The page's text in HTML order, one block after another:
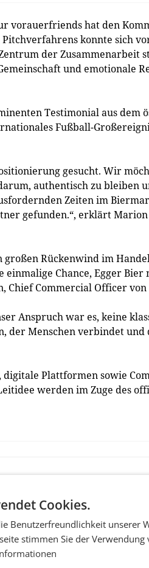
vorauerfriends hat den
konnte sich
der Zusammenarbeit
und emotionale
Testimonial aus dem
Fußball-
gesucht. Wir
authentisch zu bleiben
Zeiten im
gefunden.“, erklärt
Rückenwind im
Chance, Egger Bier
Chief Commercial Officer von
Anspruch war es, keine
der Menschen verbindet und
Plattformen sowie
werden im Zuge des
Cookies.
Benutzerfreundlichkeit unserer
stimmen Sie der Verwendung